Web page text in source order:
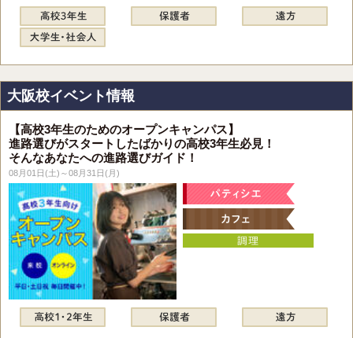
大阪校イベント情報
【高校3年生のためのオープンキャンパス】
進路選びがスタートしたばかりの高校3年生必見！
そんなあなたへの進路選びガイド！
08月01日(土)～08月31日(月)